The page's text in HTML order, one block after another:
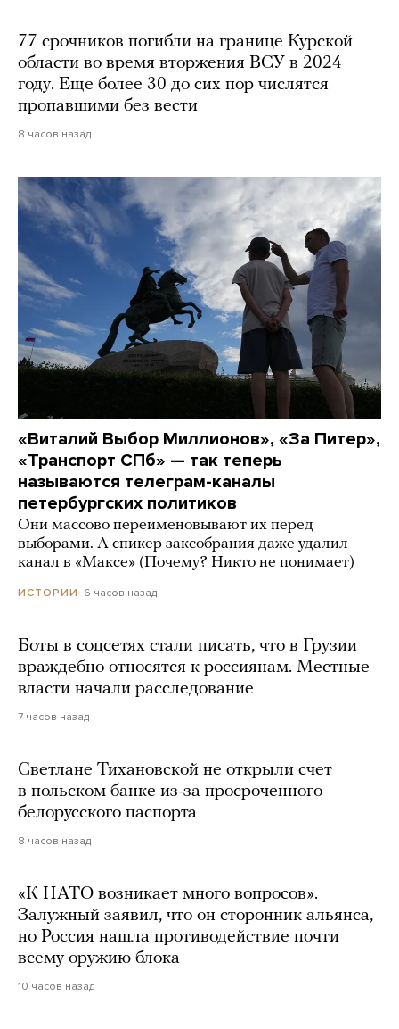
77 срочников погибли на границе Курской
области во время вторжения ВСУ в 2024
году. Еще более 30 до сих пор числятся
пропавшими без вести
8 часов назад
«Виталий Выбор Миллионов», «За Питер»,
«Транспорт СПб» — так теперь
называются телеграм-каналы
петербургских политиков
Они массово переименовывают их перед
выборами. А спикер заксобрания даже удалил
канал в «Максе» (Почему? Никто не понимает)
ИСТОРИИ 6 часов назад
Боты в соцсетях стали писать, что в Грузии
враждебно относятся к россиянам. Местные
власти начали расследование
7 часов назад
Светлане Тихановской не открыли счет
в польском банке из-за просроченного
белорусского паспорта
8 часов назад
«К НАТО возникает много вопросов».
Залужный заявил, что он сторонник альянса,
но Россия нашла противодействие почти
всему оружию блока
10 часов назад